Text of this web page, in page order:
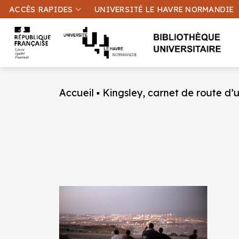
Passer
au
contenu
ACCÈS RAPIDES UNIVERSITÉ LE HAVRE NORMANDIE
Accueil ▪ Kingsley, carnet de route